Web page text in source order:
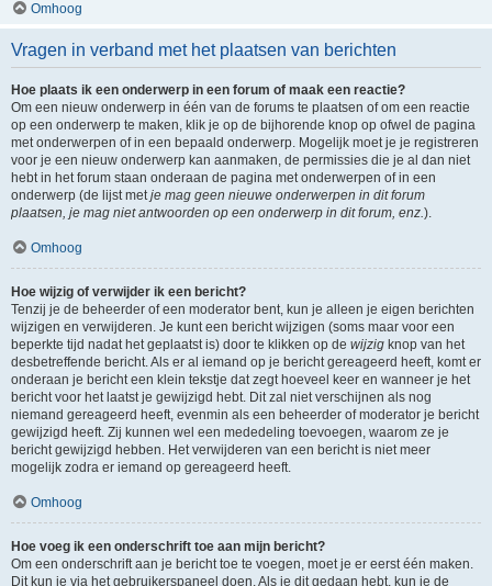
Omhoog
Vragen in verband met het plaatsen van berichten
Hoe plaats ik een onderwerp in een forum of maak een reactie?
Om een nieuw onderwerp in één van de forums te plaatsen of om een reactie
op een onderwerp te maken, klik je op de bijhorende knop op ofwel de pagina
met onderwerpen of in een bepaald onderwerp. Mogelijk moet je je registreren
voor je een nieuw onderwerp kan aanmaken, de permissies die je al dan niet
hebt in het forum staan onderaan de pagina met onderwerpen of in een
onderwerp (de lijst metje mag geen nieuwe onderwerpen in dit forum
plaatsen, je mag niet antwoorden op een onderwerp in dit forum, enz.).
Omhoog
Hoe wijzig of verwijder ik een bericht?
Tenzij je de beheerder of een moderator bent, kun je alleen je eigen berichten
wijzigen en verwijderen. Je kunt een bericht wijzigen (soms maar voor een
beperkte tijd nadat het geplaatst is) door te klikken op de wijzig knop van het
desbetreffende bericht. Als er al iemand op je bericht gereageerd heeft, komt er
onderaan je bericht een klein tekstje dat zegt hoeveel keer en wanneer je het
bericht voor het laatst je gewijzigd hebt. Dit zal niet verschijnen als nog
niemand gereageerd heeft, evenmin als een beheerder of moderator je bericht
gewijzigd heeft. Zij kunnen wel een mededeling toevoegen, waarom ze je
bericht gewijzigd hebben. Het verwijderen van een bericht is niet meer
mogelijk zodra er iemand op gereageerd heeft.
Omhoog
Hoe voeg ik een onderschrift toe aan mijn bericht?
Om een onderschrift aan je bericht toe te voegen, moet je er eerst één maken.
Dit kun je via het gebruikerspaneel doen. Als je dit gedaan hebt, kun je de